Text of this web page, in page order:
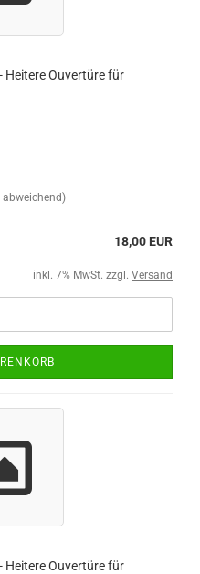
Heitere Ouvertüre für
18,00 EUR
inkl. 7% MwSt. zzgl. Versand
Heitere Ouvertüre für